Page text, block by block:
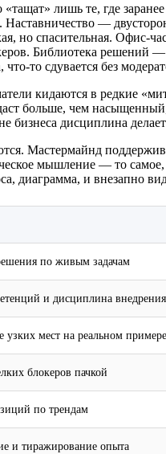
лишь те, где
—
но спасительная.
Библиотека решений
что‑то сдувается без
кидаются в редкие
больше, чем
бизнеса дисциплина
Мастермайнд
мышление — то
диаграмма, и внезапно
по живым задачам
и дисциплина внедрения
узких мест на реальном примере
блокеров пачкой
по трендам
и тиражирование опыта